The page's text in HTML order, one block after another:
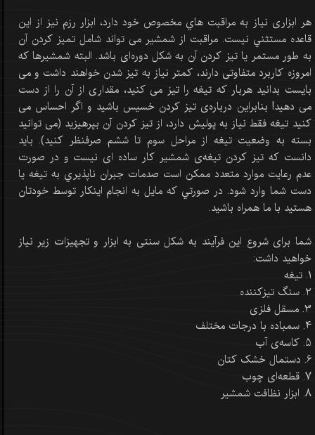
هر ابزاری نياز به مراقبت هاي مخصوص خود دارد، ابزار رزم نيز از اين
قاعده مستثني نيست. مراقبت از شمشیر می تواند شامل تمیز کردن آن
به طور مستمر یا تیز کردن آن به شکل دوره‌ای باشد. البته شمشیرها که
امروزه کاربرد متفاوتی دارند، کمتر نیاز به تیز شدن خواهند داشت و می
بایست بدانید هربار که تیغه را تیز می کنید، مقداری از آن را از دست
می دهید! بنابراین درباره‌ی تیز کردن خسیس باشید و اگر احساس می
کنید تیغه فقط نیاز به پولیش دارد، از تیز کردن آن بپرهیزید (می توانید
بسته به وضعیت تیغه از مراحل سوم تا ششم صرفنظر کنید). بايد
دانست که تيز کردن تیغه‌ی شمشير کار ساده ای نيست و در صورت
عدم رعايت موارد متعدد ممکن است صدمات جبران ناپذيري به تيغه یا
دست شما وارد شود. در صورتي که مايل به انجام اينکار توسط خودتان
هستيد با ما همراه باشید.
شما برای شروع این فرآیند به شکل سنتی به ابزار و تجهیزات زیر نیاز
خواهید داشت:
1. تیغه
2. سنگ تیزکننده
3. مسقل فلزی
4. سمباده با درجات مختلف
5. کاسه‌ی آب
6. دستمال خشک کتان
7. قطعه‌ای چوب
8. ابزار نظافت شمشیر